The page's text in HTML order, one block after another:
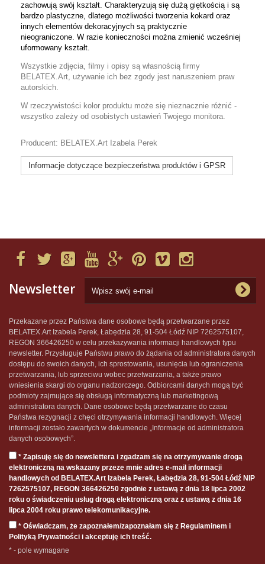
zachowują swój kształt. Charakteryzują się dużą giętkością i są
bardzo plastyczne, dlatego możliwości tworzenia kokard oraz
innych elementów dekoracyjnych są praktycznie
nieograniczone. W razie konieczności można zmienić wcześniej
uformowany kształt.
Wszystkie zdjęcia, filmy i opisy są własnością firmy
BELATEX.Art, używanie ich bez zgody jest naruszeniem praw
autorskich.
W rzeczywistości kolor produktu może się nieznacznie różnić -
wszystko zależy od osobistych ustawień Twojego monitora.
Producent: BELATEX.Art Izabela Perek
Informacje dotyczące bezpieczeństwa produktów i GPSR
Newsletter
Przekazane przez Państwa dane osobowe będą przetwarzane przez
BELATEX.Art Izabela Perek, Łabędzia 28, 91-504 Łódź NIP 7262575107,
REGON 366426250 w celu przekazywania informacji handlowych typu
newsletter. Przysługuje Państwu prawo do żądania od administratora danych
dostępu do swoich danych, ich sprostowania, usunięcia lub ograniczenia
przetwarzania, lub sprzeciwu wobec przetwarzania, a także prawo
wniesienia skargi do organu nadzorczego. Odbiorcami danych mogą być
podmioty zajmujące się obsługą informatyczną lub marketingową
administratora danych. Dane osobowe będą przetwarzane do czasu
Państwa rezygnacji z chęci otrzymywania informacji handlowych. Więcej
informacji zostało zawartych w dokumencie „Informacje od administratora
danych osobowych”.
* Zapisuję się do newslettera i zgadzam się na otrzymywanie drogą
elektroniczną na wskazany przeze mnie adres e-mail informacji
handlowych od BELATEX.Art Izabela Perek, Łabędzia 28, 91-504 Łódź NIP
7262575107, REGON 366426250 zgodnie z ustawą z dnia 18 lipca 2002
roku o świadczeniu usług drogą elektroniczną oraz z ustawą z dnia 16
lipca 2004 roku prawo telekomunikacyjne.
* Oświadczam, że zapoznałem/zapoznałam się z Regulaminem i
Polityką Prywatności i akceptuję ich treść.
* - pole wymagane